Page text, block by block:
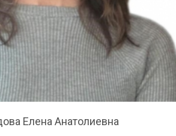
Елена Анатолиевна